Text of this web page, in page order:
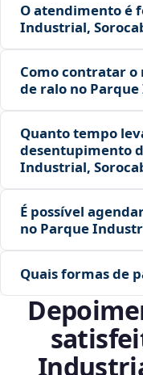
O atendimento é
Industrial,
Como contratar
de ralo no Parque
Quanto tempo
desentupimento
Industrial,
É possível
no Parque
Quais formas de